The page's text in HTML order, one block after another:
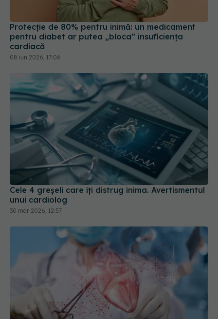
Protecție de 80% pentru inimă: un medicament
pentru diabet ar putea „bloca” insuficiența
cardiacă
08 iun 2026, 17:06
Cele 4 greșeli care îți distrug inima. Avertismentul
unui cardiolog
30 mar 2026, 12:57